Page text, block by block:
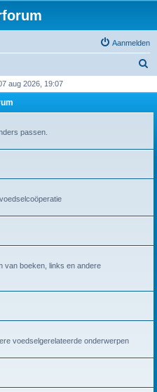
Aanmelden
k
aug 2026, 19:07
passen.
van boeken, links en andere
voedselgerelateerde onderwerpen